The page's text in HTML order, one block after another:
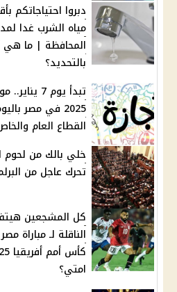
دبروا احتياجاتكم
المحافظة | ما هي
بالتحديد؟
تبدأ يوم 7
2025 في مصر
القطاع العام
خلي بالك من
تحرك عاجل من
كل المشجعين
الناقلة لـ مباراة
امتي؟